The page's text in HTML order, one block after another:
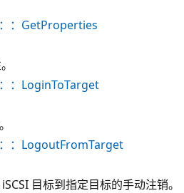
：GetProperties
：LoginToTarget
：LogoutFromTarget
目标到指定目标的手动注销。